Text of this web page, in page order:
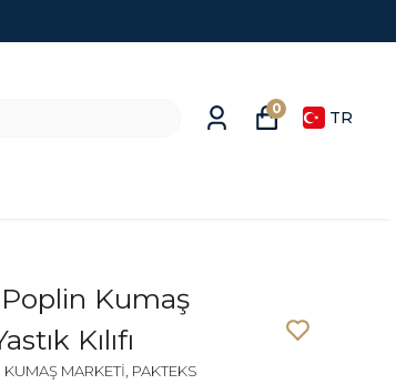
0 TR
Kumaş
Kılıfı
MARKETİ, PAKTEKS